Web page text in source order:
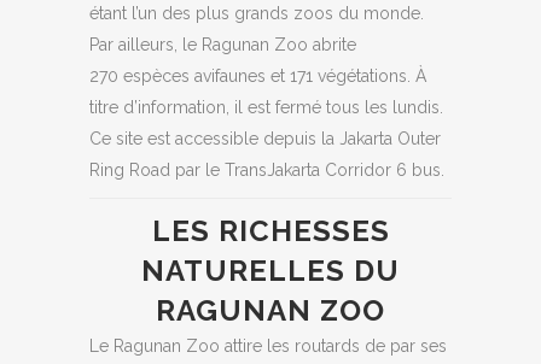
étant l’un des plus grands zoos du monde.
Par ailleurs, le Ragunan Zoo abrite
270 espèces avifaunes et 171 végétations. À
titre d’information, il est fermé tous les lundis.
Ce site est accessible depuis la Jakarta Outer
Ring Road par le TransJakarta Corridor 6 bus.
LES RICHESSES
NATURELLES DU
RAGUNAN ZOO
Le Ragunan Zoo attire les routards de par ses